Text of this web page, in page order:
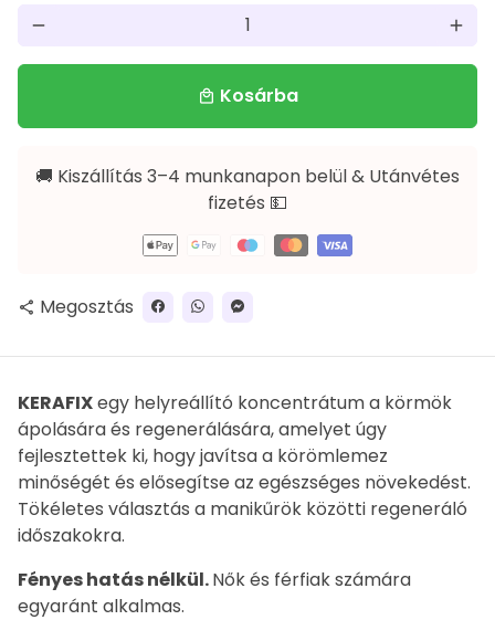
remove add
local_mall Kosárba
🚚 Kiszállítás 3–4 munkanapon belül & Utánvétes
fizetés 💵
Fizetési
share Megosztás
KERAFIXegy helyreállító koncentrátum a körmök
ápolására és regenerálására, amelyet úgy
fejlesztettek ki, hogy javítsa a körömlemez
minőségét és elősegítse az egészséges növekedést.
Tökéletes választás a manikűrök közötti regeneráló
időszakokra.
Fényes hatás nélkül.Nők és férfiak számára
egyaránt alkalmas.